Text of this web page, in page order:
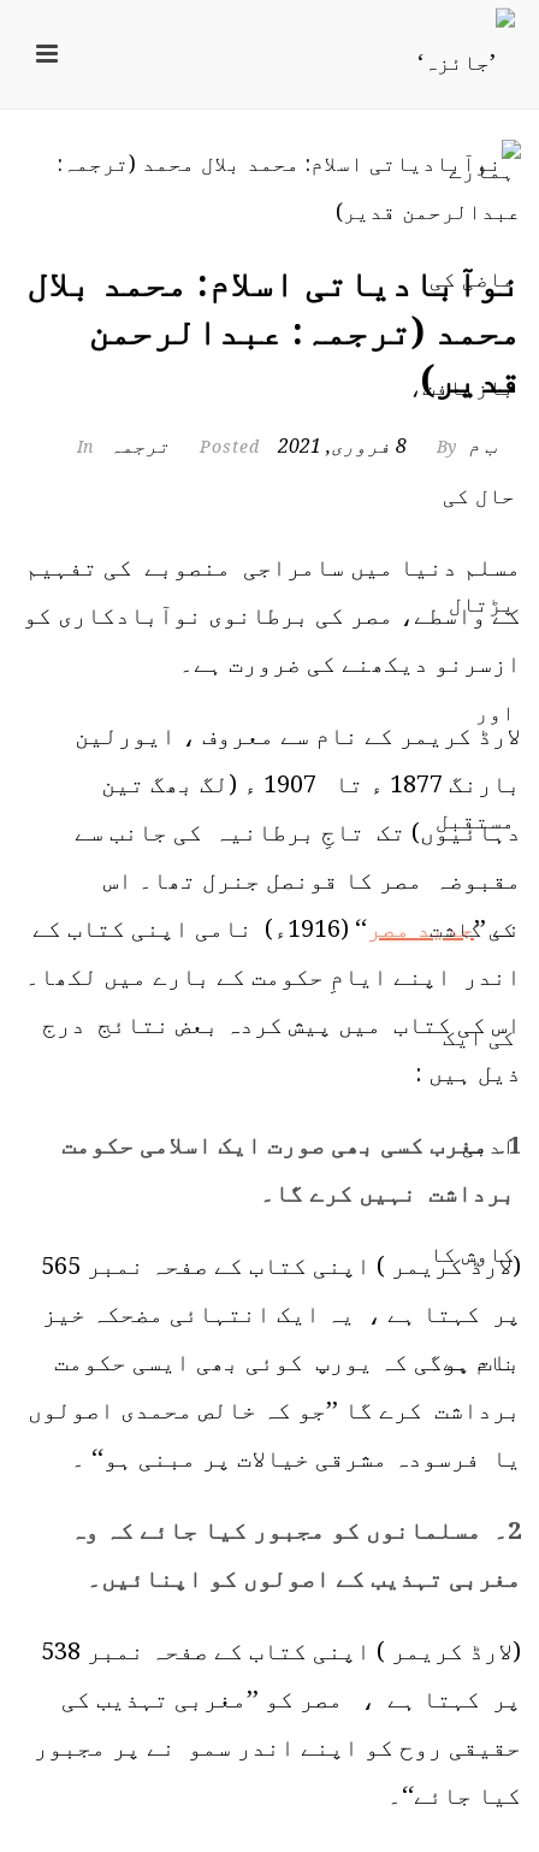
نوآبادیاتی اسلام: محمد بلال
محمد (ترجمہ: عبدالرحمن
قدیر)
By ب م 8 فروری, 2021 ترجمہ
مسلم دنیا میں سامراجی منصوبے کی تفہیم
کے واسطے، مصر کی برطانوی نوآبادکاری کو
ازسرنو دیکھنے کی ضرورت ہے۔
لارڈ کریمر کے نام سے معروف ، ایورلین
بارنگ 1877 ء تا 1907 ء (لگ بھگ تین
دہائیوں) تک تاجِ برطانیہ کی جانب سے
مقبوضہ مصر کا قونصل جنرل تھا۔ اس
نے ’’جدید مصر
‘‘ (1916ء) نامی اپنی کتاب کے
اندر اپنے ایامِ حکومت کے بارے میں لکھا۔
اس کی کتاب میں پیش کردہ بعض نتائج درج
ذیل ہیں :
1۔ مغرب کسی بھی صورت ایک اسلامی حکومت
برداشت نہیں کرے گا۔
(لارڈ کریمر ) اپنی کتاب کے صفحہ نمبر 565
پر کہتا ہے ، یہ ایک انتہائی مضحکہ خیز
بات ہوگی کہ یورپ کوئی بھی ایسی حکومت
برداشت کرے گا ’’جو کہ خالص محمدی اصولوں
یا فرسودہ مشرقی خیالات پر مبنی ہو‘‘ ۔
2۔ مسلمانوں کو مجبور کیا جائے کہ وہ
مغربی تہذیب کے اصولوں کو اپنائیں۔
(لارڈ کریمر ) اپنی کتاب کے صفحہ نمبر 538
پر کہتا ہے ، مصر کو ’’مغربی تہذیب کی
حقیقی روح کو اپنے اندر سمو نے پر مجبور
کیا جائے‘‘۔